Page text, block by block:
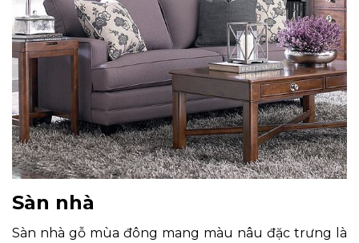
Sàn nhà
Sàn nhà gỗ mùa đông mang màu nâu đặc trưng là